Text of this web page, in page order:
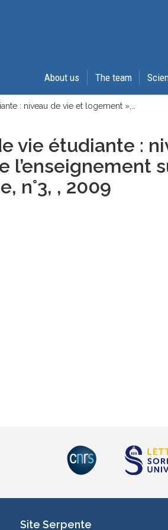
About us The team
: niveau de vie et logement »,…
vie étudiante :
l’enseignement
n°3, , 2009
Site Serpente